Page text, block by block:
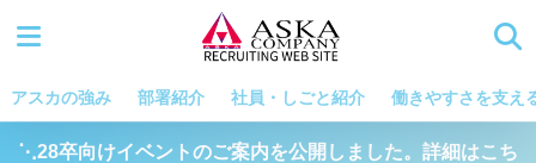
アスカの強み 部署紹介 社員・しごと紹介 働きやすさを支え
⋱28卒向けイベントのご案内を公開しました。詳細はこち